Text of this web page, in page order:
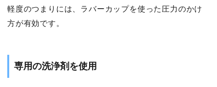
軽度のつまりには、ラバーカップを使った圧力のかけ
方が有効です。
専用の洗浄剤を使用